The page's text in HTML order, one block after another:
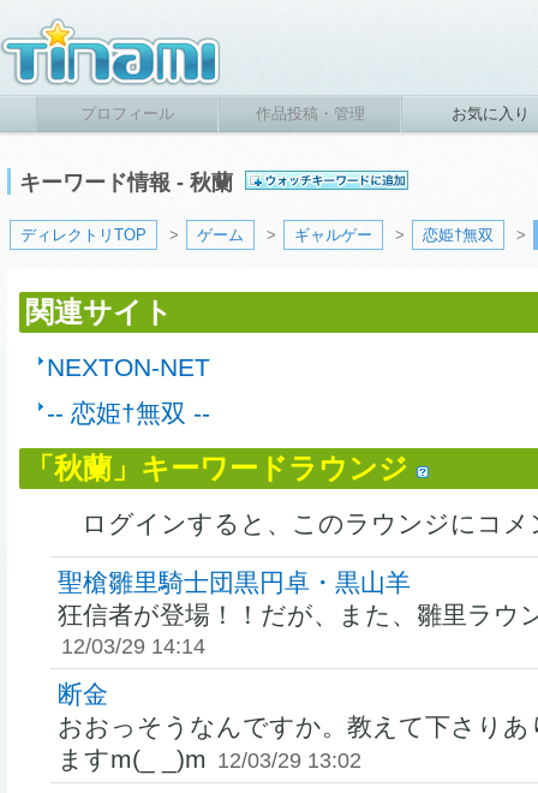
プロフィール 作品投稿・管理 お気に入り
キーワード情報 - 秋蘭
ディレクトリTOP > ゲーム > ギャルゲー > 恋姫†無双 >
関連サイト
NEXTON-NET
-- 恋姫†無双 --
「秋蘭」キーワードラウンジ
ログインすると、このラウンジにコ
聖槍雛里騎士団黒円卓・黒山羊
狂信者が登場！！だが、また、雛里ラウ
12/03/29 14:14
断金
おおっそうなんですか。教えて下さり
ますm(_ _)m 12/03/29 13:02